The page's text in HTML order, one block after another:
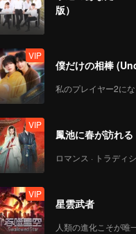
版）
VIP
僕だけの相棒
VIP
鳳池に春が訪れる
VIP
星雲武者
人類の進化こそが唯